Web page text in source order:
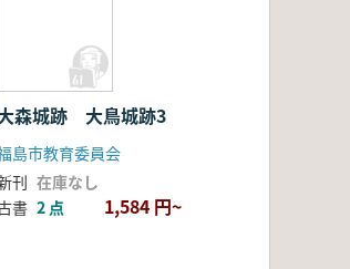
森城跡 大鳥城跡3
島市教育委員会
刊 在庫なし
書 2 点 1,584 円~